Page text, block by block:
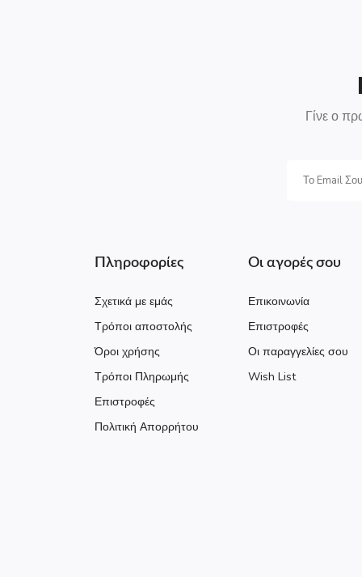
Γίνε ο
Πληροφορίες
Σχετικά με εμάς
Τρόποι αποστολής
Όροι χρήσης
Τρόποι Πληρωμής
Επιστροφές
Πολιτική Απορρήτου
Οι αγορές σου
Επικοινωνία
Επιστροφές
Οι παραγγελίες σου
Wish List